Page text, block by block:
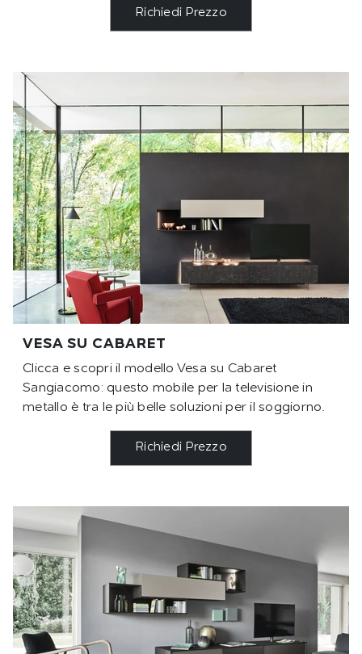
Richiedi Prezzo
VESA SU CABARET
Clicca e scopri il modello Vesa su Cabaret
Sangiacomo: questo mobile per la televisione in
metallo è tra le più belle soluzioni per il soggiorno.
Richiedi Prezzo